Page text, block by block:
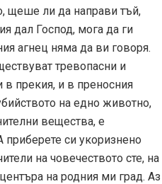
щеше ли да направи тъй,
дал Господ, мога да ги
агнец няма да ви говоря.
тревопасни и
прекия, и в преносния
на едно животно,
вещества, е
приберете си укоризнено
на човечеството сте, на
на родния ми град. Аз